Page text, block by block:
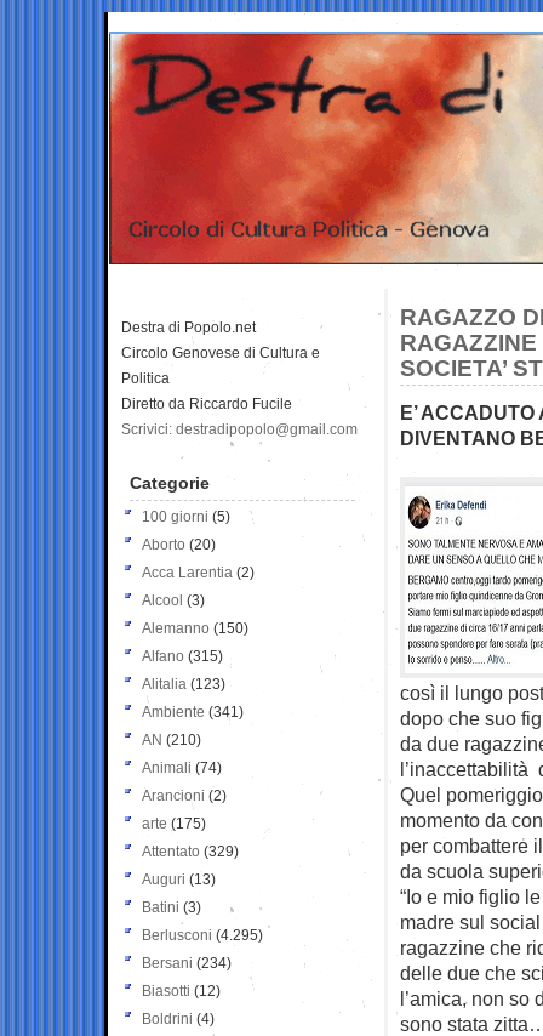
RAGAZZO
SOCIETA’
E’
DIVENTANO
così il lungo
dopo che suo
da due
l’inaccettabilità
Quel
momento da
per combattere
da scuola
“Io e mio figlio
madre sul
ragazzine che
delle due che
l’amica, non
sono stata
Destra di Popolo.net
Circolo Genovese di Cultura e
Politica
Diretto da Riccardo Fucile
Scrivici: destradipopolo@gmail.com
Categorie
100 giorni (5)
Aborto (20)
Acca Larentia (2)
Alcool (3)
Alemanno (150)
Alfano (315)
Alitalia (123)
Ambiente (341)
AN (210)
Animali (74)
Arancioni (2)
arte (175)
Attentato (329)
Auguri (13)
Batini (3)
Berlusconi (4.295)
Bersani (234)
Biasotti (12)
Boldrini (4)